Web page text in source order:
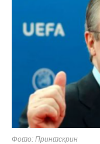
Фото: Принтскрин